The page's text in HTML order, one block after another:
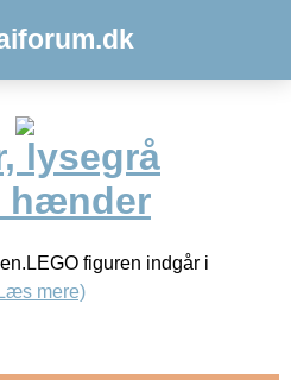
lysegrå
hænder
figuren indgår i
mere)